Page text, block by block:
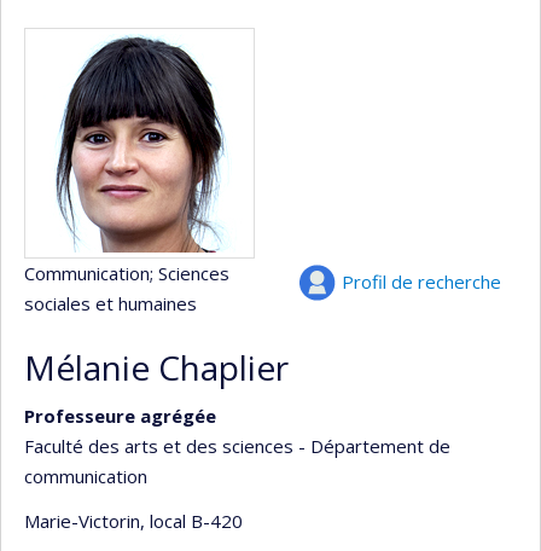
Profil de recherche
Communication; Sciences
sociales et humaines
Mélanie Chaplier
Professeure agrégée
Faculté des arts et des sciences - Département de
communication
Marie-Victorin, local B-420